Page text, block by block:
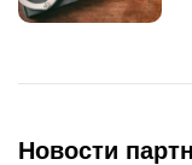
Новости